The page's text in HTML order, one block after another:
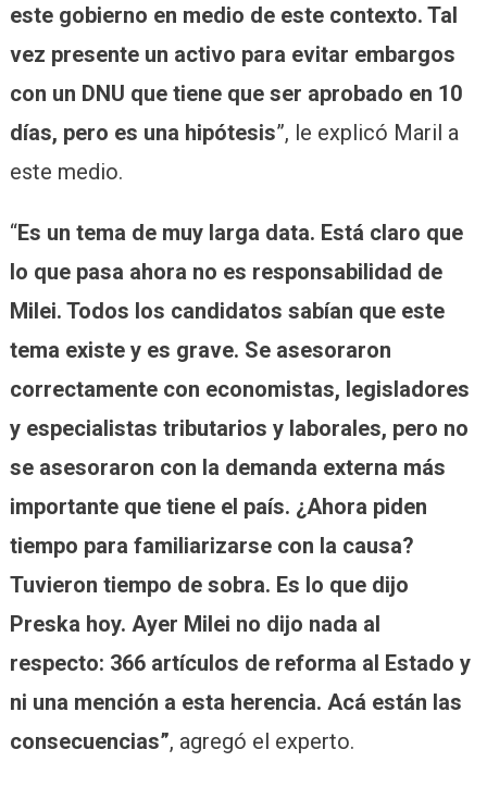
este gobierno en medio de este contexto. Tal
vez presente un activo para evitar embargos
con un DNU que tiene que ser aprobado en 10
días, pero es una hipótesis”, le explicó Maril a
este medio.
“Es un tema de muy larga data. Está claro que
lo que pasa ahora no es responsabilidad de
Milei. Todos los candidatos sabían que este
tema existe y es grave. Se asesoraron
correctamente con economistas, legisladores
y especialistas tributarios y laborales, pero no
se asesoraron con la demanda externa más
importante que tiene el país. ¿Ahora piden
tiempo para familiarizarse con la causa?
Tuvieron tiempo de sobra. Es lo que dijo
Preska hoy. Ayer Milei no dijo nada al
respecto: 366 artículos de reforma al Estado y
ni una mención a esta herencia. Acá están las
consecuencias”, agregó el experto.